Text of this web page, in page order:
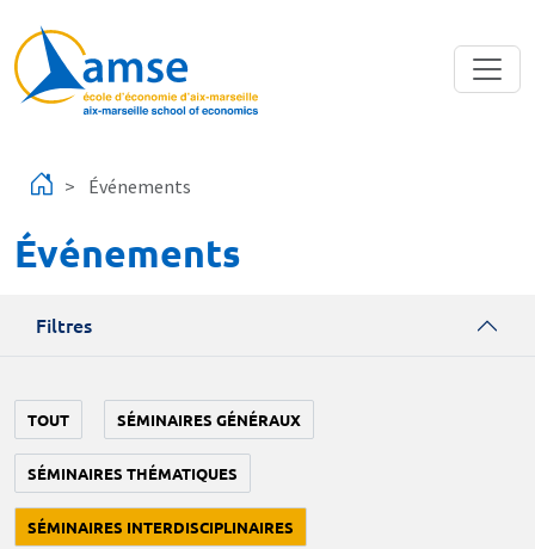
Événements
Événements
Filtres
TOUT SÉMINAIRES GÉNÉRAUX
SÉMINAIRES THÉMATIQUES
SÉMINAIRES INTERDISCIPLINAIRES